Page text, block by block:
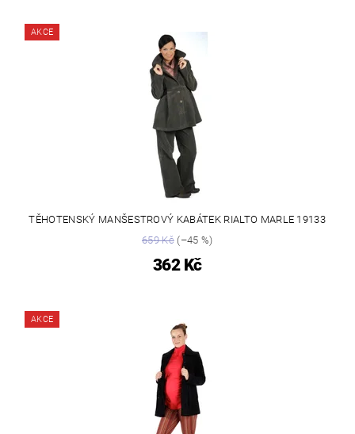
AKCE
TĚHOTENSKÝ MANŠESTROVÝ KABÁTEK RIALTO MARLE 19133
659 Kč(–45 %)
362 Kč
AKCE